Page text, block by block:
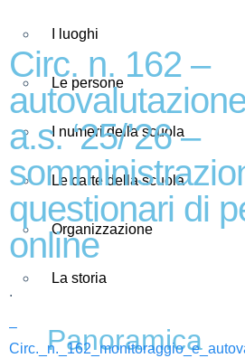
I luoghi
Le persone
I numeri della scuola
Le carte della scuola
Organizzazione
La storia
Panoramica
Circ. n. 162 –
a.s. ‘25/’26 –
questionari di
online
.
–